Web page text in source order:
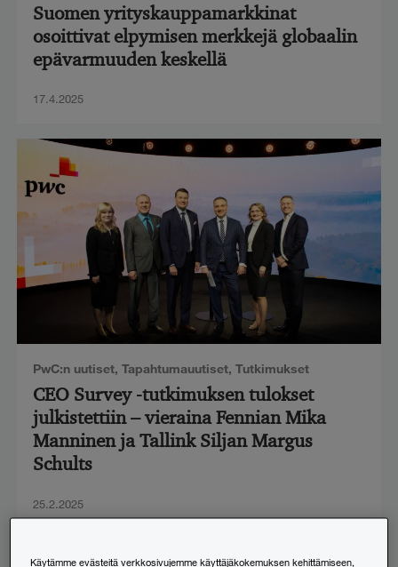
Suomen yrityskauppamarkkinat
osoittivat elpymisen merkkejä globaalin
epävarmuuden keskellä
17.4.2025
PwC:n uutiset, Tapahtumauutiset, Tutkimukset
CEO Survey -tutkimuksen tulokset
julkistettiin – vieraina Fennian Mika
Manninen ja Tallink Siljan Margus
Schults
25.2.2025
Käytämme evästeitä verkkosivujemme käyttäjäkokemuksen kehittämiseen,